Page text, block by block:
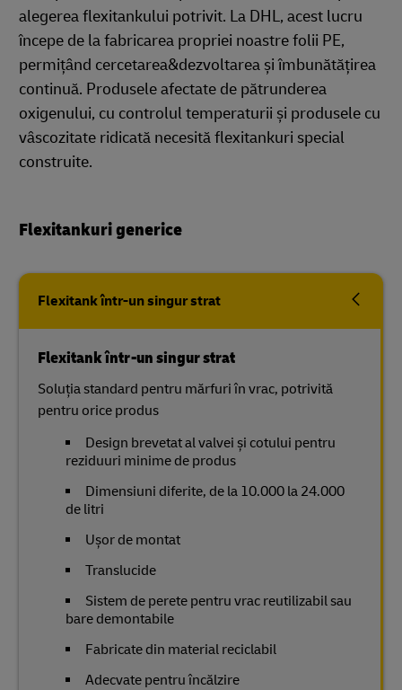
alegerea flexitankului potrivit. La DHL, acest lucru
începe de la fabricarea propriei noastre folii PE,
permițând cercetarea&dezvoltarea și îmbunătățirea
continuă. Produsele afectate de pătrunderea
oxigenului, cu controlul temperaturii și produsele cu
vâscozitate ridicată necesită flexitankuri special
construite.
Flexitankuri generice
Flexitank într-un singur strat
Flexitank într-un singur strat
Soluția standard pentru mărfuri în vrac, potrivită
pentru orice produs
Design brevetat al valvei și cotului pentru
reziduuri minime de produs
Dimensiuni diferite, de la 10.000 la 24.000
de litri
Ușor de montat
Translucide
Sistem de perete pentru vrac reutilizabil sau
bare demontabile
Fabricate din material reciclabil
Adecvate pentru încălzire